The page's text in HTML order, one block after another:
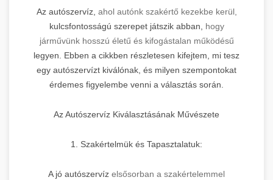
Az autószervíz, ahol autónk szakértő kezekbe kerül,
kulcsfontosságú szerepet játszik abban,
hogy
járművünk hosszú életű és kifogástalan működésű
legyen. Ebben a cikkben részletesen kifejtem, mi tesz
egy autószervízt kiválónak, és milyen szempontokat
érdemes figyelembe venni a választás során.
Az Autószervíz Kiválasztásának Művészete
1. Szakértelmük és Tapasztalatuk:
A jó autószervíz elsősorban a szakértelemmel